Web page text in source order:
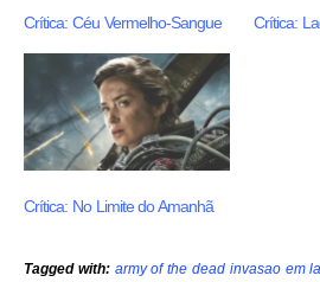
Crítica: Céu Vermelho-Sangue Crítica:
Crítica: No Limite do Amanhã
Tagged with: army of the dead invasao em